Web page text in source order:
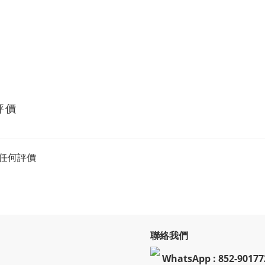
價
何評價
聯絡我們
WhatsApp : 852-